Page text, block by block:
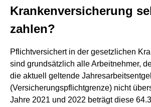
Krankenversicherung
zahlen?
Pflichtversichert in der gesetzlichen
sind grundsätzlich alle Arbeitnehmer,
die aktuell geltende
(Versicherungspflichtgrenze) nicht
Jahre 2021 und 2022 beträgt diese